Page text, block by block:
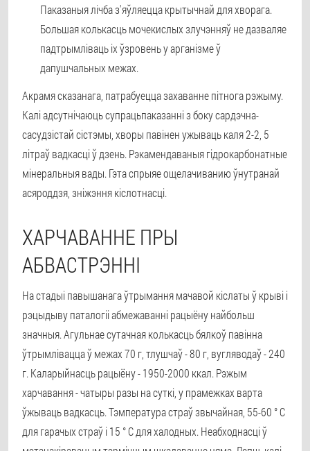
Паказаныя лічба з'яўляецца крытычнай для хворага.
Большая колькасць мочекислых злучэнняў не дазваляе
падтрымліваць іх ўзровень у арганізме ў
дапушчальных межах.
Акрамя сказанага, патрабуецца захаванне пітнога рэжыму.
Калі адсутнічаюць супрацьпаказанні з боку сардэчна-
сасудзістай сістэмы, хворы павінен ужываць каля 2-2, 5
літраў вадкасці ў дзень. Рэкамендаваныя гідрокарбонатные
мінеральныя вады. Гэта спрыяе ощелачиванию ўнутранай
асяроддзя, зніжэння кіслотнасці.
ХАРЧАВАННЕ ПРЫ
АБВАСТРЭННІ
На стадыі павышанага ўтрымання мачавой кіслаты ў крыві і
рэцыдыву паталогіі абмежаванні рацыёну найбольш
значныя. Агульнае сутачная колькасць бялкоў павінна
ўтрымлівацца ў межах 70 г, тлушчаў - 80 г, вугляводаў - 240
г. Каларыйнасць рацыёну - 1950-2000 ккал. Рэжым
харчавання - чатыры разы на суткі, у прамежках варта
ўжываць вадкасць. Тэмпература страў звычайная, 55-60 ° C
для гарачых страў і 15 ° C для халодных. Неабходнасці ў